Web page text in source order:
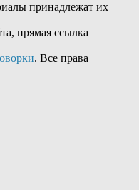
принадлежат их
прямая ссылка
. Все права